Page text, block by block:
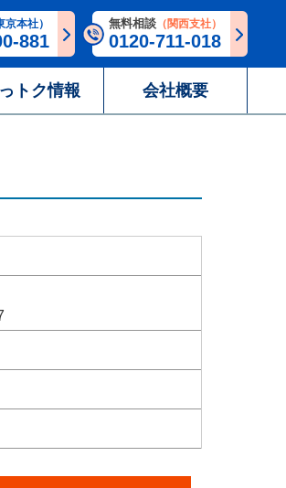
京本社）
881
無料相談 （関西支社）
0120-711-018
トク情報 会社概要